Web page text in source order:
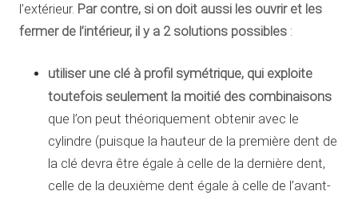
l’extérieur. Par contre, si on doit aussi les ouvrir et les
fermer de l’intérieur, il y a 2 solutions possibles :
utiliser une clé à profil symétrique, qui exploite
toutefois seulement la moitié des combinaisons
que l’on peut théoriquement obtenir avec le
cylindre (puisque la hauteur de la première dent de
la clé devra être égale à celle de la dernière dent,
celle de la deuxième dent égale à celle de l’avant-